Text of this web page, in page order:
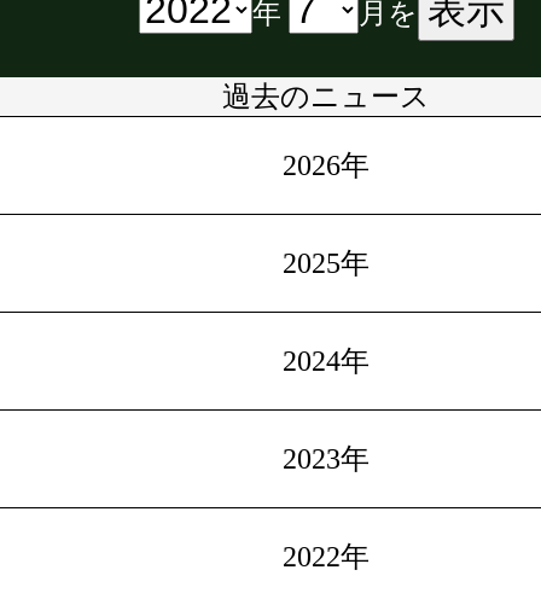
年 月を 表示
過去のニュース
2026年
2025年
2024年
2023年
2022年